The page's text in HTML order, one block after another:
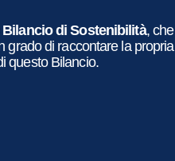
Bilancio diSostenibilità, che
grado di raccontare la propria
questo Bilancio.